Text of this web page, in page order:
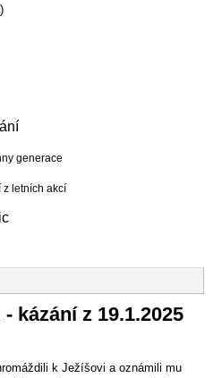
generace
akcí
kázání z 19.1.2025
k Ježíšovi a oznámili mu